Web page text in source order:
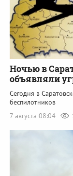
Ночью в
объявляли
Сегодня в
беспилотников
7 августа 08:04